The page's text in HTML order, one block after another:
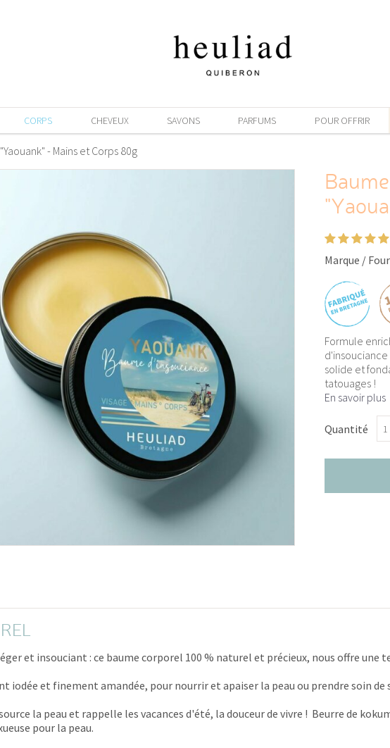
CORPS CHEVEUX SAVONS PARFUMS POUR OFFRIR
- Mains et Corps 80g
Marque /
Quantité
Formule
solide et
tatouages !
En savoir plus
et insouciant : ce baume corporel 100 % naturel et précieux, nous offre
et finement amandée, pour nourrir et apaiser la peau ou prendre soin de
la peau et rappelle les vacances d'été, la douceur de vivre ! Beurre de
pour la peau.